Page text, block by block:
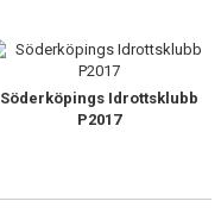
Söderköpings Idrottsklubb
P2017